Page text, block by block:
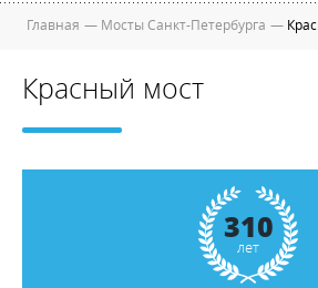
Главная — Мосты Санкт-Петербурга —
Красный мост
310
лет